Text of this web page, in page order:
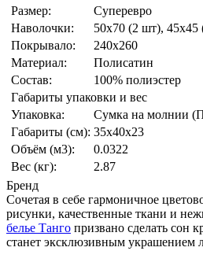
Размер:
Суперевро
Наволочки:
50x70 (2 шт), 45x45
Покрывало:
240x260
Материал:
Полисатин
Состав:
100% полиэстер
Габариты упаковки и вес
Упаковка:
Сумка на молнии
Габариты (см): 35x40x23
Объём (м3):
0.0322
Вес (кг):
2.87
Бренд
Сочетая в себе гармоничное
рисунки, качественные ткани и
белье Танго призвано сделать сон
станет эксклюзивным украшением